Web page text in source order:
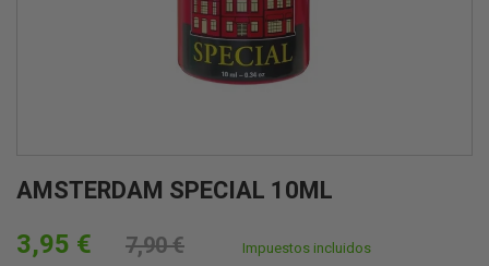
AMSTERDAM SPECIAL 10ML
3,95 € 7,90 € Impuestos incluidos